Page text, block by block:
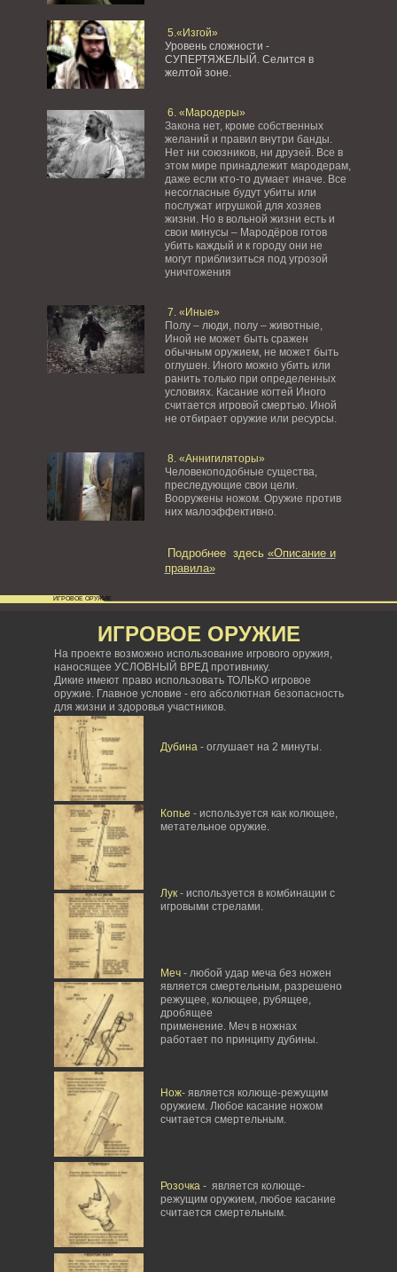
5.«Изгой»
Уровень сложности -
СУПЕРТЯЖЕЛЫЙ. Селится в
желтой зоне.
6. «Мародеры»
Закона нет, кроме собственных
желаний и правил внутри банды.
Нет ни союзников, ни друзей. Все в
этом мире принадлежит мародерам,
даже если кто-то думает иначе. Все
несогласные будут убиты или
послужат игрушкой для хозяев
жизни. Но в вольной жизни есть и
свои минусы – Мародёров готов
убить каждый и к городу они не
могут приблизиться под угрозой
уничтожения
7. «Иные»
Полу – люди, полу – животные,
Иной не может быть сражен
обычным оружием, не может быть
оглушен. Иного можно убить или
ранить только при определенных
условиях. Касание когтей Иного
считается игровой смертью. Иной
не отбирает оружие или ресурсы.
8. «Аннигиляторы»
Человекоподобные существа,
преследующие свои цели.
Вооружены ножом. Оружие против
них малоэффективно.
Подробнее здесь «Описание и
правила»
ИГРОВОЕ ОРУЖИЕ
На проекте возможно использование игрового оружия,
наносящее УСЛОВНЫЙ ВРЕД противнику.
Дикие имеют право использовать ТОЛЬКО игровое
оружие. Главное условие - его абсолютная безопасность
для жизни и здоровья участников.
Дубина- оглушает на 2 минуты.
Копье - используется как колющее,
метательное оружие.
Лук- используется в комбинации с
игровыми стрелами.
Меч- любой удар меча без ножен
является смертельным, разрешено
режущее, колющее, рубящее,
дробящее
применение. Меч в ножнах
работает по принципу дубины.
Нож- является колюще-режущим
оружием. Любое касание ножом
считается смертельным.
Розочка- является колюще-
режущим оружием, любое касание
считается смертельным.
ИГРОВОЕ ОРУЖИЕ